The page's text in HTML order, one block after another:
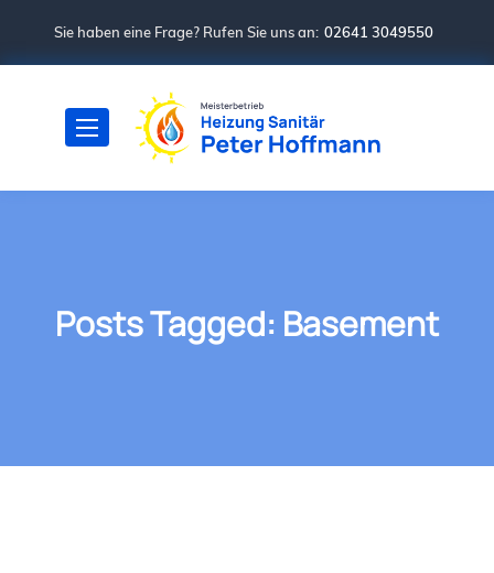
Sie haben eine Frage? Rufen Sie uns an: 02641 3049550
Posts Tagged: Basement